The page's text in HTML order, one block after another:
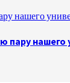
нашего
пару